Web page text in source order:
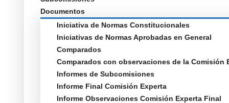
Documentos
Iniciativa de Normas Constitucionales
Iniciativas de Normas Aprobadas en General
Comparados
Comparados con observaciones de la Comisión
Informes de Subcomisiones
Informe Final Comisión Experta
Informe Observaciones Comisión Experta Final